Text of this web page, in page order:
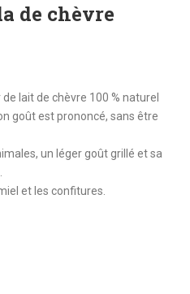
de chèvre
lait de chèvre 100 % naturel
goût est prononcé, sans être
un léger goût grillé et sa
et les confitures.